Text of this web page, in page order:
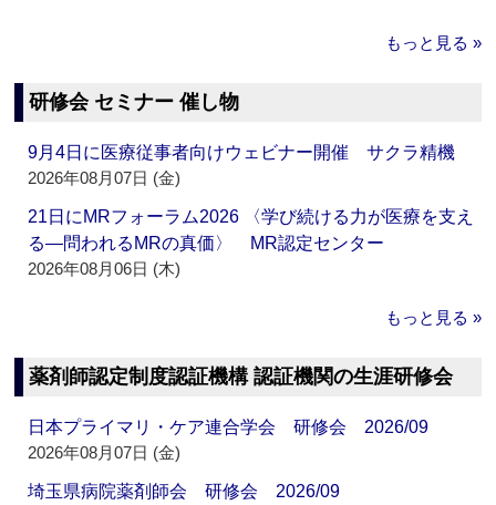
もっと見る »
研修会 セミナー 催し物
9月4日に医療従事者向けウェビナー開催 サクラ精機
2026年08月07日 (金)
21日にMRフォーラム2026 〈学び続ける力が医療を支え
る―問われるMRの真価〉 MR認定センター
2026年08月06日 (木)
もっと見る »
薬剤師認定制度認証機構 認証機関の生涯研修会
日本プライマリ・ケア連合学会 研修会 2026/09
2026年08月07日 (金)
埼玉県病院薬剤師会 研修会 2026/09